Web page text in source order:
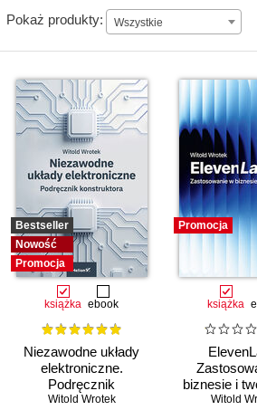
Pokaż produkty: Wszystkie
Bestseller
Nowość
Promocja
książka ebook
Niezawodne układy
elektroniczne.
Podręcznik
konstruktora
Witold Wrotek
Promocja
książka
biznesie i
Witold